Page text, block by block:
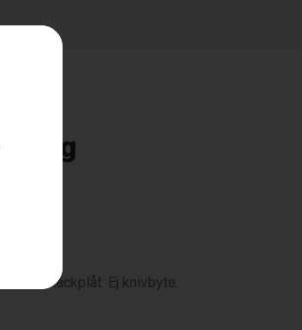
täckplåt. Ej knivbyte.